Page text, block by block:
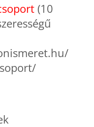
(10